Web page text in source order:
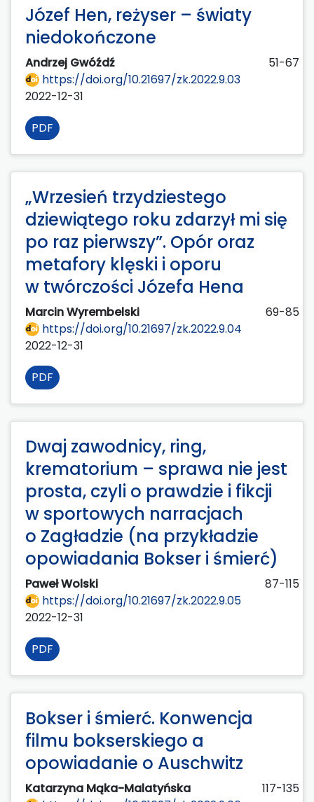
Józef Hen, reżyser – światy
niedokończone
Andrzej Gwóźdź
51-67
https://doi.org/10.21697/zk.2022.9.03
2022-12-31
PDF
„Wrzesień trzydziestego
dziewiątego roku zdarzył mi się
po raz pierwszy”. Opór oraz
metafory klęski i oporu
w twórczości Józefa Hena
Marcin Wyrembelski
69-85
https://doi.org/10.21697/zk.2022.9.04
2022-12-31
PDF
Dwaj zawodnicy, ring,
krematorium – sprawa nie jest
prosta, czyli o prawdzie i fikcji
w sportowych narracjach
o Zagładzie (na przykładzie
opowiadania Bokser i śmierć)
Paweł Wolski
87-115
https://doi.org/10.21697/zk.2022.9.05
2022-12-31
PDF
Bokser i śmierć. Konwencja
filmu bokserskiego a
opowiadanie o Auschwitz
Katarzyna Mąka-Malatyńska
117-135